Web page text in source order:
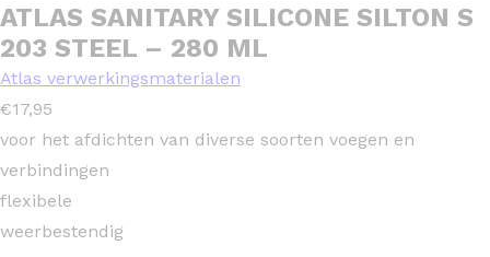
ATLAS SANITARY SILICONE SILTON S
203 STEEL – 280 ML
Atlas verwerkingsmaterialen
€17,95
voor het afdichten van diverse soorten voegen en
verbindingen
flexibele
weerbestendig